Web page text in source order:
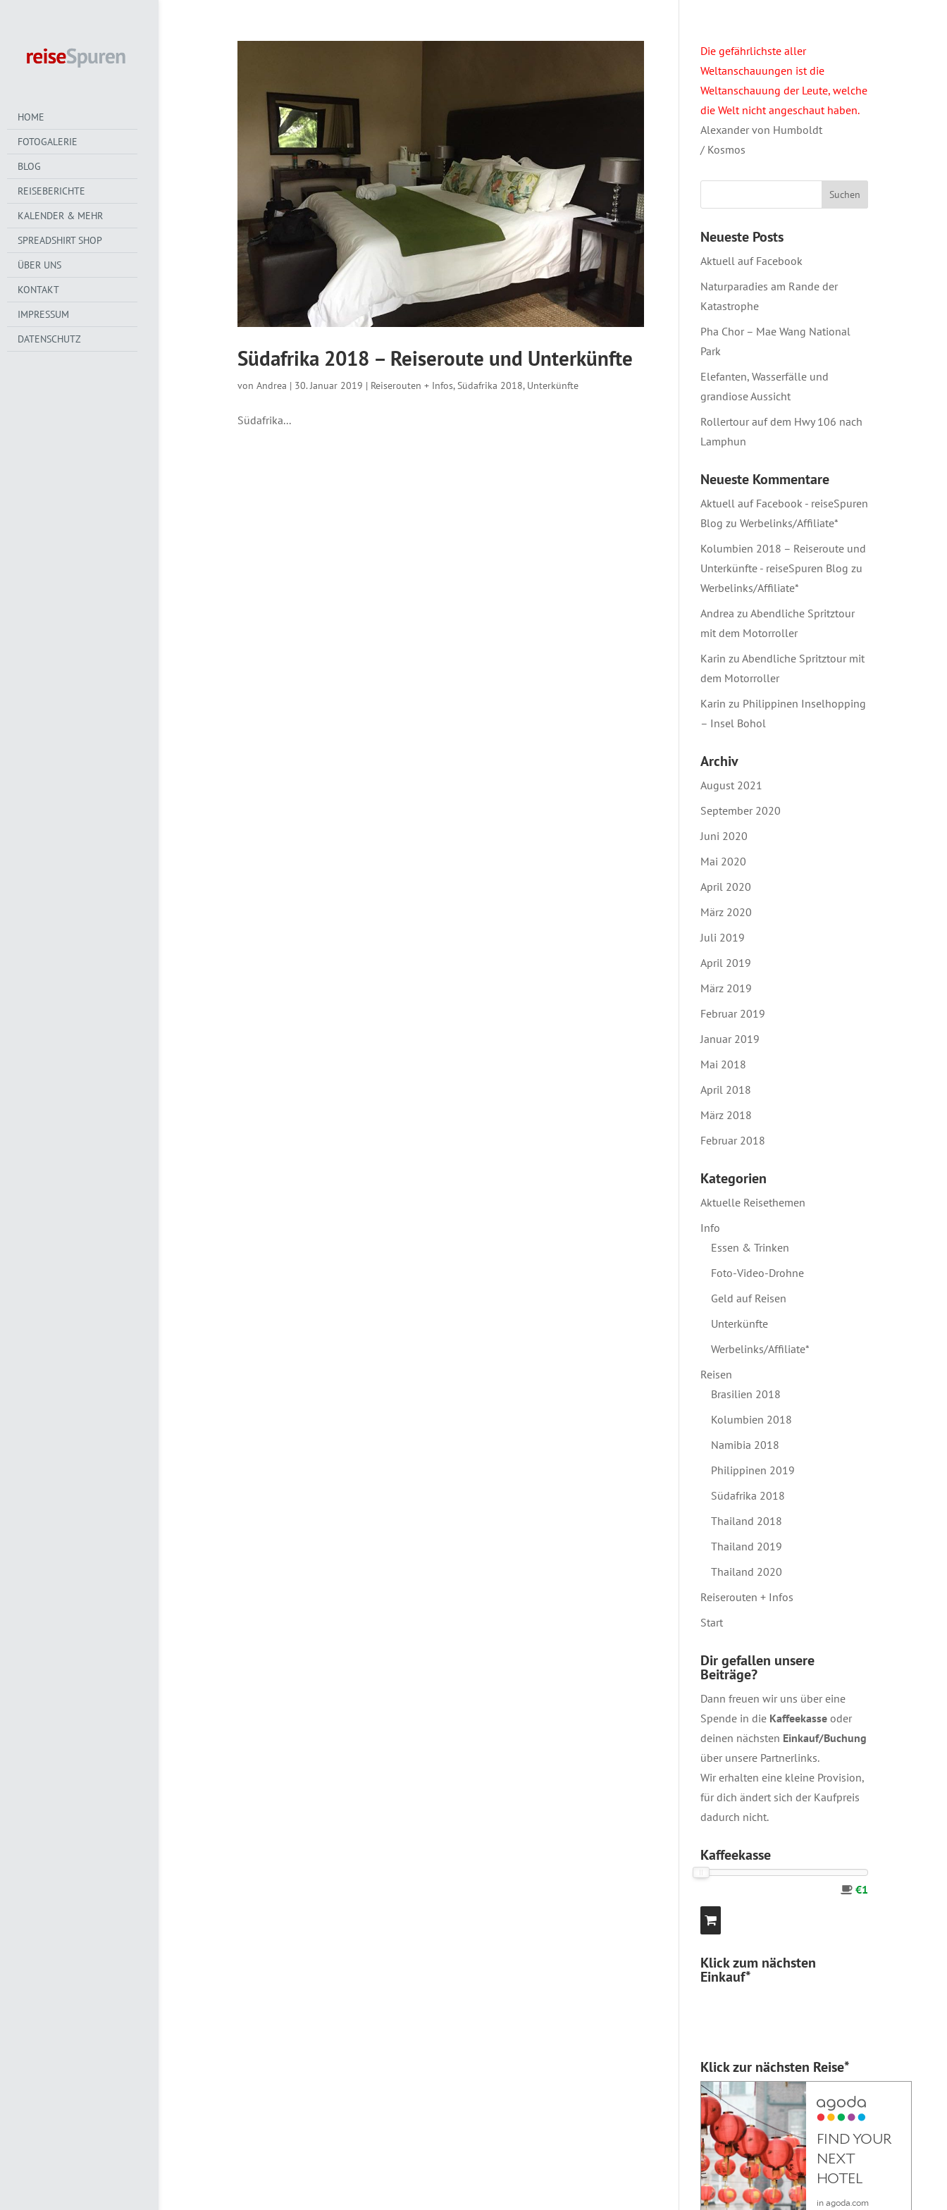
HOME
FOTOGALERIE
BLOG
REISEBERICHTE
KALENDER & MEHR
SPREADSHIRT SHOP
ÜBER UNS
KONTAKT
IMPRESSUM
DATENSCHUTZ
Südafrika 2018 – Reiseroute und Unterkünfte
von Andrea | 30. Januar 2019 | Reiserouten + Infos,Südafrika 2018, Unterkünfte
Südafrika...
Die gefährlichste aller
Weltanschauungen ist die
Weltanschauung der Leute, welche
die Welt nicht angeschaut haben.
Alexander von Humboldt
/ Kosmos
Neueste Posts
Aktuell auf Facebook
Naturparadies am Rande der
Katastrophe
Pha Chor – Mae Wang National
Park
Elefanten, Wasserfälle und
grandiose Aussicht
Rollertour auf dem Hwy 106 nach
Lamphun
Neueste Kommentare
Aktuell auf Facebook - reiseSpuren
Blog zu Werbelinks/Affiliate*
Kolumbien 2018 – Reiseroute und
Unterkünfte - reiseSpuren Blog zu
Werbelinks/Affiliate*
Andrea zu Abendliche Spritztour
mit dem Motorroller
Karin zu Abendliche Spritztour mit
dem Motorroller
Karin zu Philippinen Inselhopping
– Insel Bohol
Archiv
August 2021
September 2020
Juni 2020
Mai 2020
April 2020
März 2020
Juli 2019
April 2019
März 2019
Februar 2019
Januar 2019
Mai 2018
April 2018
März 2018
Februar 2018
Kategorien
Aktuelle Reisethemen
Info
Essen & Trinken
Foto-Video-Drohne
Geld auf Reisen
Unterkünfte
Werbelinks/Affiliate*
Reisen
Brasilien 2018
Kolumbien 2018
Namibia 2018
Philippinen 2019
Südafrika 2018
Thailand 2018
Thailand 2019
Thailand 2020
Reiserouten + Infos
Start
Dir gefallen unsere
Beiträge?
Dann freuen wir uns über eine
Spende in die Kaffeekasseoder
deinen nächsten Einkauf/Buchung
über unsere Partnerlinks.
Wir erhalten eine kleine Provision,
für dich ändert sich der Kaufpreis
dadurch nicht.
Kaffeekasse
€1
Klick zum nächsten
Einkauf*
Klick zur nächsten Reise*